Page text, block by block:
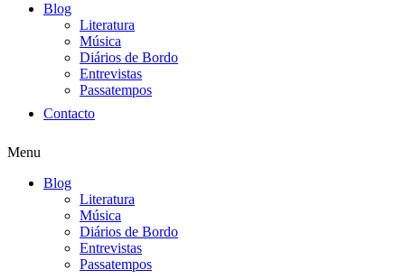
Blog
Literatura
Música
Diários de Bordo
Entrevistas
Passatempos
Contacto
Menu
Blog
Literatura
Música
Diários de Bordo
Entrevistas
Passatempos